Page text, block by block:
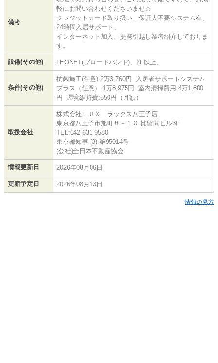
備考
軽にお問い合わせくださいませ☆
クレジットカード取り扱い、保証人不要システム有、
24時間入居サポート、
インターネット加入、提携引越し業者紹介しておりま
す。
設備(その他) LEONET(ブロードバンド)、2F以上、
条件(その他)
抗菌施工(任意):2万3,760円 入居者サポートシステム
プラス（任意）:1万8,975円 室内清掃費用:4万1,800
円 環境維持費:550円（月額）
取扱会社
株式会社ＬＵＸ ラックス八王子店
東京都八王子市旭町８－１０ 比留間ビル3F
TEL:042-631-9580
東京都知事 (3) 第95014号
(公社)全日本不動産協会
情報更新日 2026年08月06日
更新予定日 2026年08月13日
情報の見方